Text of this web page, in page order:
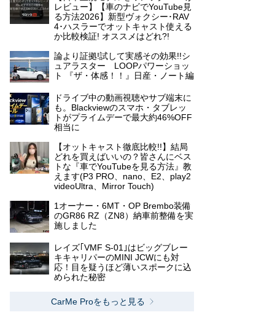
レビュー】【車のナビでYouTube見
る方法2026】新型ヴォクシー･RAV
4･ハスラーでオットキャスト使える
か比較検証! オススメはどれ?!
論より証拠!試して実感その効果!!シ
ュアラスター LOOPパワーショッ
ト 『ザ・体感！！』日産・ノート編
ドライブ中の動画視聴やサブ端末に
も。Blackviewのスマホ・タブレッ
トがプライムデーで最大約46%OFF
相当に
【オットキャスト徹底比較!!】結局
どれを買えばいいの？皆さんにベス
トな『車でYouTubeを見る方法』教
えます(P3 PRO、nano、E2、play2
videoUltra、Mirror Touch)
1オーナー・6MT・OP Brembo装備
のGR86 RZ（ZN8）納車前整備を実
施しました
レイズ｢VMF S-01｣はビッグブレー
キキャリパーのMINI JCWにも対
応！目を疑うほど薄いスポークに込
められた秘密
CarMe Proをもっと見る